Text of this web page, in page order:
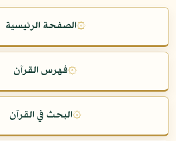
۞الصفحة الرئيسية
۞فهرس القرآن
۞البحث في القرآن